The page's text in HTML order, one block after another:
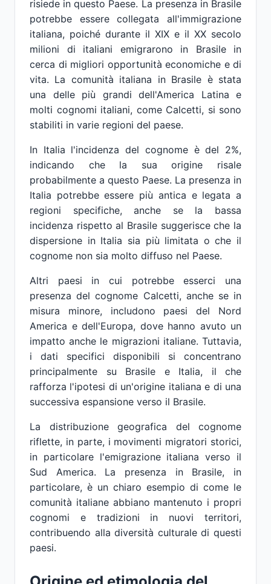
risiede in questo Paese. La presenza in Brasile
potrebbe essere collegata all'immigrazione
italiana, poiché durante il XIX e il XX secolo
milioni di italiani emigrarono in Brasile in
cerca di migliori opportunità economiche e di
vita. La comunità italiana in Brasile è stata
una delle più grandi dell'America Latina e
molti cognomi italiani, come Calcetti, si sono
stabiliti in varie regioni del paese.
In Italia l'incidenza del cognome è del 2%,
indicando che la sua origine risale
probabilmente a questo Paese. La presenza in
Italia potrebbe essere più antica e legata a
regioni specifiche, anche se la bassa
incidenza rispetto al Brasile suggerisce che la
dispersione in Italia sia più limitata o che il
cognome non sia molto diffuso nel Paese.
Altri paesi in cui potrebbe esserci una
presenza del cognome Calcetti, anche se in
misura minore, includono paesi del Nord
America e dell'Europa, dove hanno avuto un
impatto anche le migrazioni italiane. Tuttavia,
i dati specifici disponibili si concentrano
principalmente su Brasile e Italia, il che
rafforza l'ipotesi di un'origine italiana e di una
successiva espansione verso il Brasile.
La distribuzione geografica del cognome
riflette, in parte, i movimenti migratori storici,
in particolare l'emigrazione italiana verso il
Sud America. La presenza in Brasile, in
particolare, è un chiaro esempio di come le
comunità italiane abbiano mantenuto i propri
cognomi e tradizioni in nuovi territori,
contribuendo alla diversità culturale di questi
paesi.